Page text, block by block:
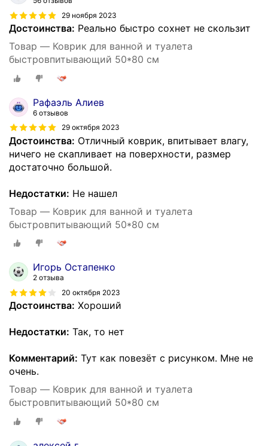
29 ноября 2023
Достоинства: Реально быстро сохнет не скользит
Товар — Коврик для ванной и туалета
быстровпитывающий 50*80 см
Рафаэль Алиев
6 отзывов
29 октября 2023
Достоинства: Отличный коврик, впитывает влагу,
ничего не скапливает на поверхности, размер
достаточно большой.
Недостатки: Не нашел
Товар — Коврик для ванной и туалета
быстровпитывающий 50*80 см
Игорь Остапенко
2 отзыва
20 октября 2023
Достоинства: Хороший
Недостатки: Так, то нет
Комментарий: Тут как повезёт с рисунком. Мне не
очень.
Товар — Коврик для ванной и туалета
быстровпитывающий 50*80 см